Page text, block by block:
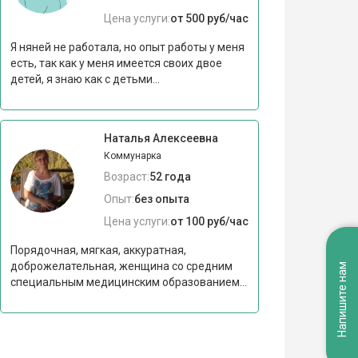
Цена услуги:от 500 руб/час
Я няней не работала, но опыт работы у меня
есть, так как у меня имеется своих двое
детей, я знаю как с детьми...
Наталья Алексеевна
Коммунарка
Возраст:52 года
Опыт:без опыта
Цена услуги:от 100 руб/час
Порядочная, мягкая, аккуратная,
доброжелательная, женщина со средним
специальным медицинским образованием...
Напишите нам